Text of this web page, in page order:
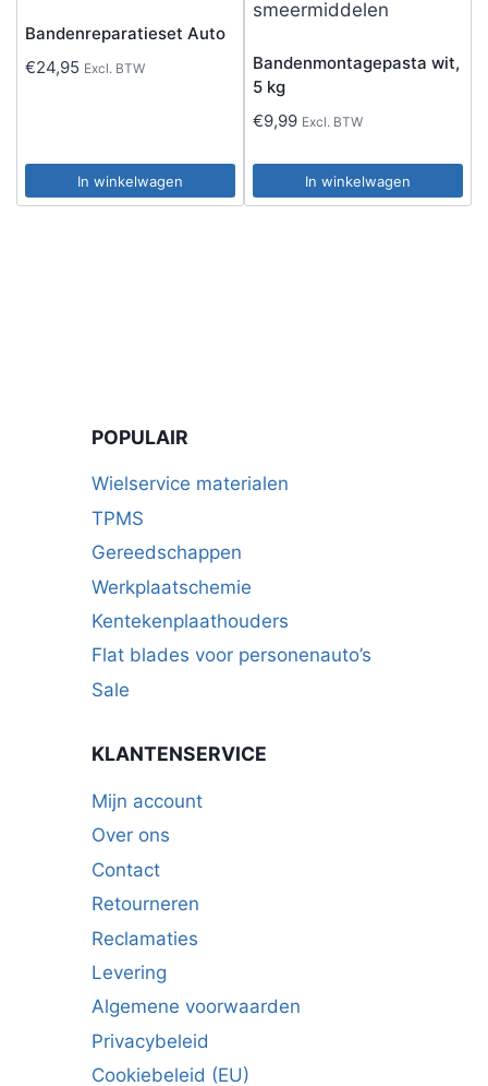
Bandenreparatieset Auto
€24,95 Excl. BTW
In winkelwagen
Bandenmontagepasta wit,
5 kg
€9,99 Excl. BTW
In winkelwagen
POPULAIR
Wielservice materialen
TPMS
Gereedschappen
Werkplaatschemie
Kentekenplaathouders
Flat blades voor personenauto’s
Sale
KLANTENSERVICE
Mijn account
Over ons
Contact
Retourneren
Reclamaties
Levering
Algemene voorwaarden
Privacybeleid
Cookiebeleid (EU)